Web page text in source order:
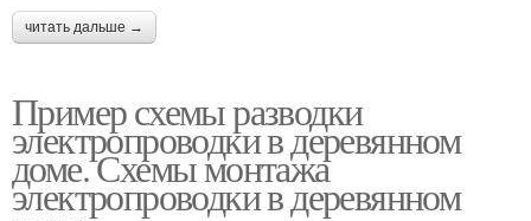
читать дальше →
Пример схемы разводки
электропроводки в деревянном
доме. Схемы монтажа
электропроводки в деревянном